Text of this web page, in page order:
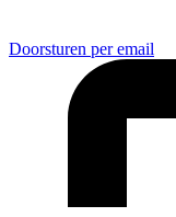
Doorsturen per email